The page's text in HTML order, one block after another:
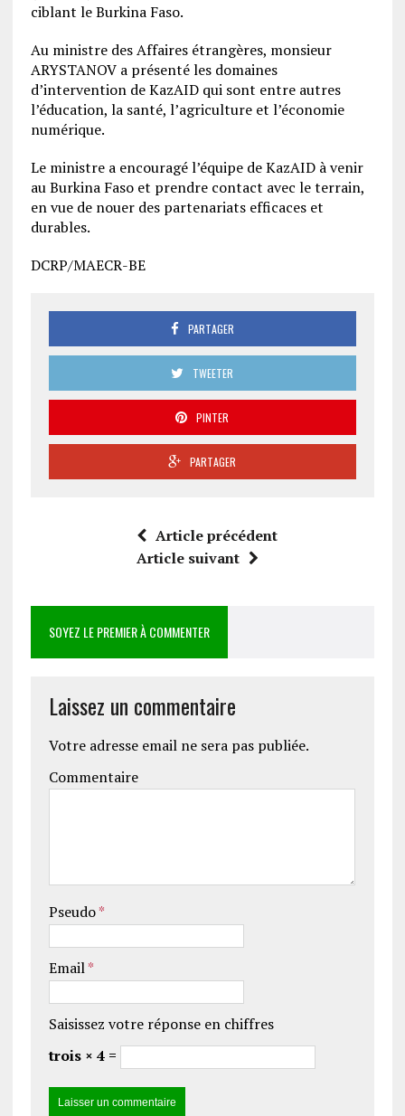
ciblant le Burkina Faso.
Au ministre des Affaires étrangères, monsieur
ARYSTANOV a présenté les domaines
d’intervention de KazAID qui sont entre autres
l’éducation, la santé, l’agriculture et l’économie
numérique.
Le ministre a encouragé l’équipe de KazAID à venir
au Burkina Faso et prendre contact avec le terrain,
en vue de nouer des partenariats efficaces et
durables.
DCRP/MAECR-BE
PARTAGER
TWEETER
PINTER
PARTAGER
Article précédent
Article suivant
SOYEZ LE PREMIER À COMMENTER
Laissez un commentaire
Votre adresse email ne sera pas publiée.
Commentaire
Pseudo*
Email*
Saisissez votre réponse en chiffres
trois × 4 =